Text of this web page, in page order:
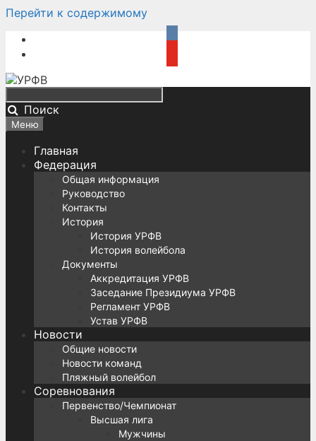
Перейти к содержимому
Поиск
Меню
Главная
Федерация
Общая информация
Руководство
Контакты
История
История УРФВ
История волейбола
Документы
Аккредитация УРФВ
Заседание Президиума УРФВ
Регламент УРФВ
Устав УРФВ
Новости
Общие новости
Новости команд
Пляжный волейбол
Соревнования
Первенство/Чемпионат
Высшая лига
Мужчины